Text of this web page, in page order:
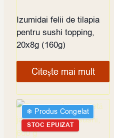
Izumidai felii de tilapia
pentru sushi topping,
20x8g (160g)
Citește mai mult
❄︎ Produs Congelat
STOC EPUIZAT